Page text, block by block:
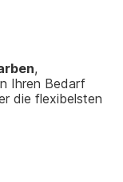
,
Ihren Bedarf
die flexibelsten